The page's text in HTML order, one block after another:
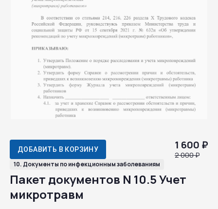
10. Документы по инфекционным заболеваниям
Пакет документов N 10.5 Учет
микротравм
1 600 ₽
2 000 ₽
ДОБАВИТЬ В КОРЗИНУ